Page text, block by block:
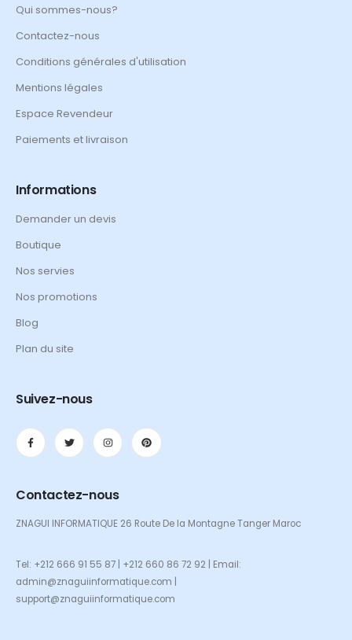
Qui sommes-nous?
Contactez-nous
Conditions générales d'utilisation
Mentions légales
Espace Revendeur
Paiements et livraison
Informations
Demander un devis
Boutique
Nos servies
Nos promotions
Blog
Plan du site
Suivez-nous
Contactez-nous
ZNAGUI INFORMATIQUE 26 Route De la Montagne Tanger Maroc
Tel: +212 666 91 55 87 | +212 660 86 72 92 | Email:
admin@znaguiinformatique.com |
support@znaguiinformatique.com